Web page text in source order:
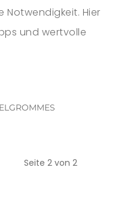
Notwendigkeit. Hier
und wertvolle
Seite 2 von 2